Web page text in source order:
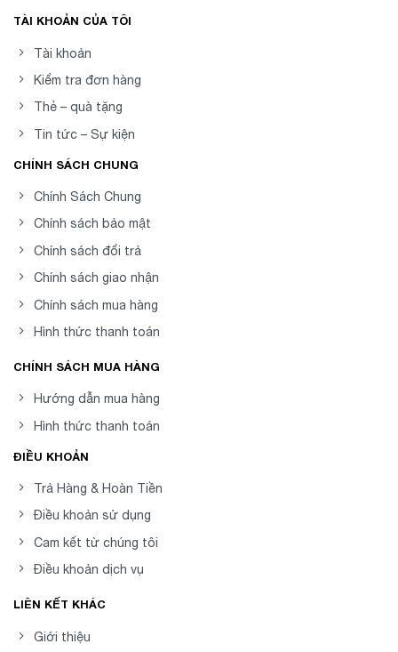
TÀI KHOẢN CỦA TÔI
Tài khoản
Kiểm tra đơn hàng
Thẻ – quà tặng
Tin tức – Sự kiện
CHÍNH SÁCH CHUNG
Chính Sách Chung
Chính sách bảo mật
Chính sách đổi trả
Chính sách giao nhận
Chính sách mua hàng
Hình thức thanh toán
CHÍNH SÁCH MUA HÀNG
Hướng dẫn mua hàng
Hình thức thanh toán
ĐIỀU KHOẢN
Trả Hàng & Hoàn Tiền
Điều khoản sử dụng
Cam kết từ chúng tôi
Điều khoản dịch vụ
LIÊN KẾT KHÁC
Giới thiệu